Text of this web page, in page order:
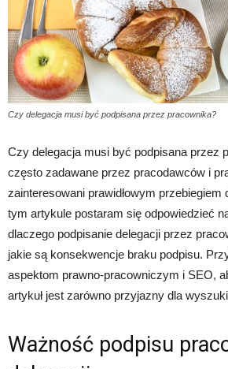
Czy delegacja musi być podpisana przez pracownika?
Czy delegacja musi być podpisana przez
często zadawane przez pracodawców i
zainteresowani prawidłowym przebiegiem
tym artykule postaram się odpowiedzieć
dlaczego podpisanie delegacji przez
jakie są konsekwencje braku podpisu.
aspektom prawno-pracowniczym i SEO,
artykuł jest zarówno przyjazny dla
Ważność podpisu